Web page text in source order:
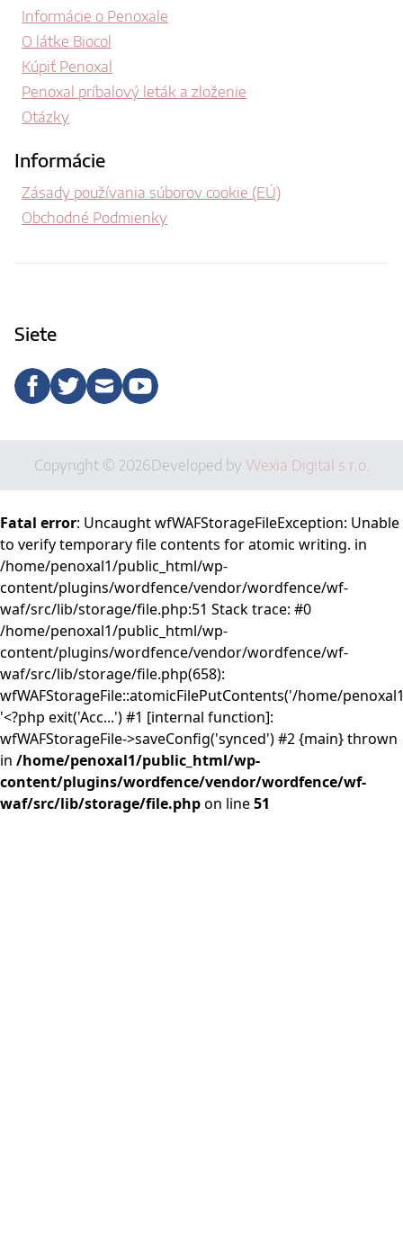
Informácie o Penoxale
O látke Biocol
Kúpiť Penoxal
Penoxal príbalový leták a zloženie
Otázky
Informácie
Zásady používania súborov cookie (EÚ)
Obchodné Podmienky
Siete
Copyright © 2026Developed by Wexia Digital s.r.o.
Fatal error: Uncaught wfWAFStorageFileException: Unable
to verify temporary file contents for atomic writing. in
/home/penoxal1/public_html/wp-
content/plugins/wordfence/vendor/wordfence/wf-
waf/src/lib/storage/file.php:51 Stack trace: #0
/home/penoxal1/public_html/wp-
content/plugins/wordfence/vendor/wordfence/wf-
waf/src/lib/storage/file.php(658):
wfWAFStorageFile::atomicFilePutContents('/home/
'<?php exit('Acc...') #1 [internal function]:
wfWAFStorageFile->saveConfig('synced') #2 {main} thrown
in /home/penoxal1/public_html/wp-
content/plugins/wordfence/vendor/wordfence/wf-
waf/src/lib/storage/file.phpon line51